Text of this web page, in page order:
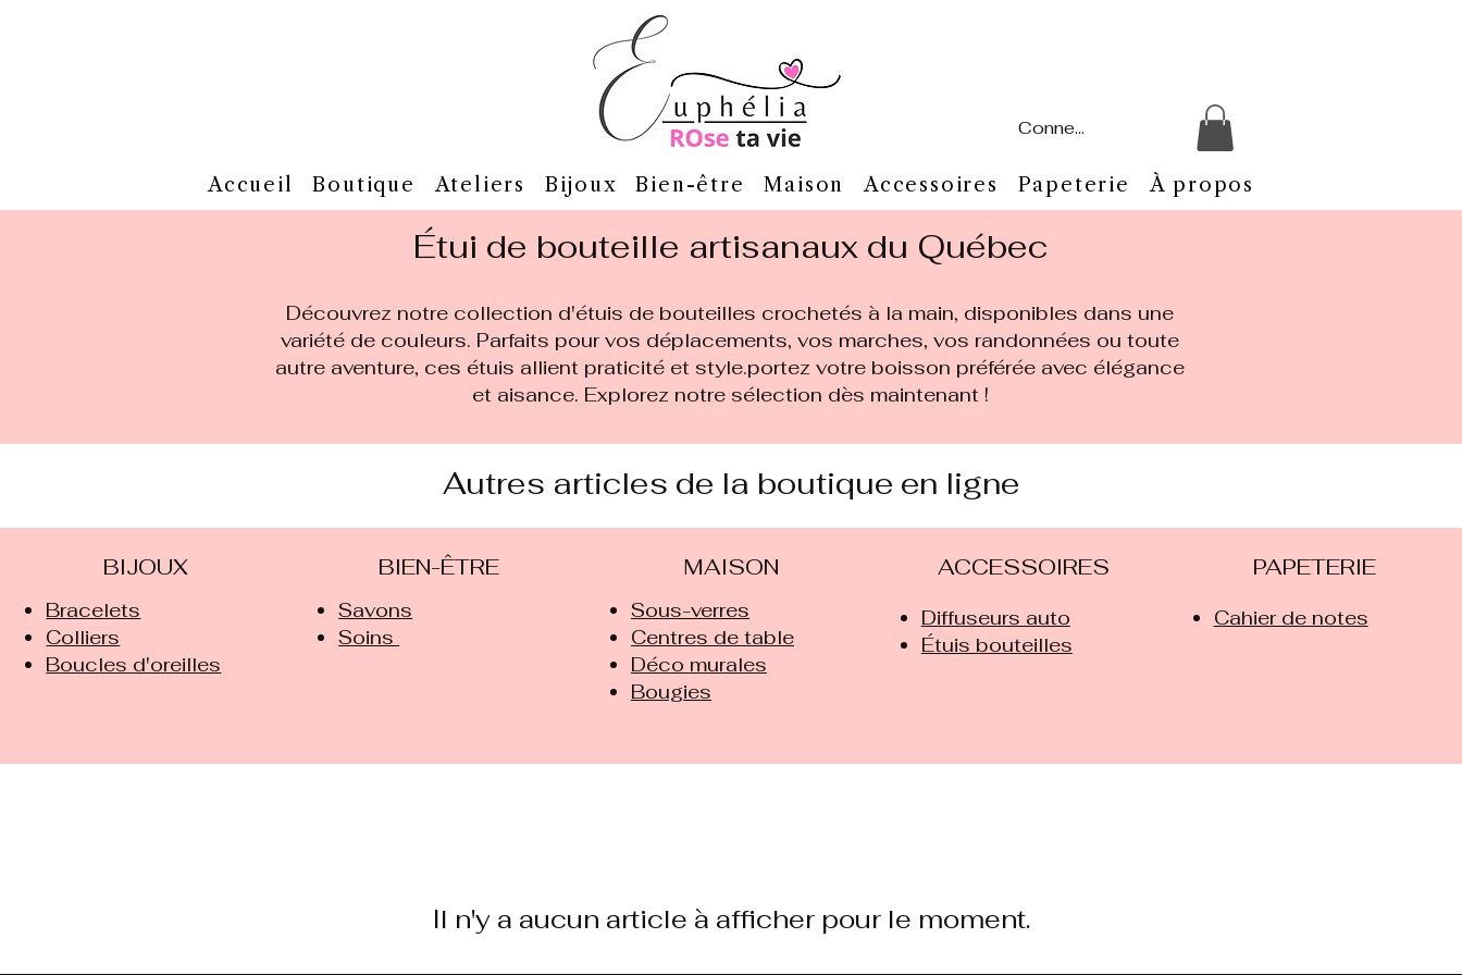
Connexion
Accueil Boutique Ateliers Bijoux Bien-être Maison Accessoires Papeterie À propos
Étui de bouteille artisanaux du Québec
Découvrez notre collection d'étuis de bouteilles crochetés à la main, disponibles dans une
variété de couleurs. Parfaits pour vos déplacements, vos marches, vos randonnées ou toute
autre aventure, ces étuis allient praticité et style.portez votre boisson préférée avec élégance
et aisance. Explorez notre sélection dès maintenant !
Autres articles de la boutique en ligne
BIJOUX
Bracelets
Colliers
Boucles d'oreilles
BIEN-ÊTRE
Savons
Soins
MAISON
Sous-verres
Centres de table
Déco murales
Bougies
ACCESSOIRES
Diffuseurs auto
Étuis bouteilles
PAPETERIE
Cahier de notes
Il n'y a aucun article à afficher pour le moment.